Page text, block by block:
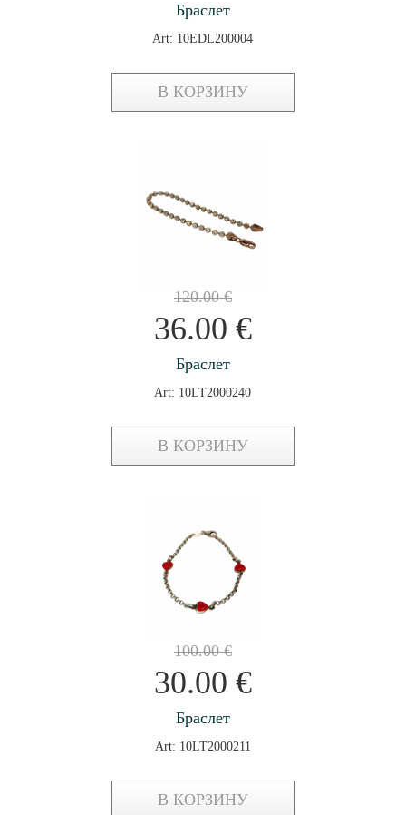
Браслет
Art: 10EDL200004
В КОРЗИНУ
120.00€
36.00 €
Браслет
Art: 10LT2000240
В КОРЗИНУ
100.00€
30.00 €
Браслет
Art: 10LT2000211
В КОРЗИНУ